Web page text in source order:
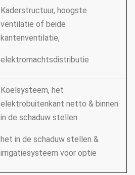
Kaderstructuur, hoogste
ventilatie of beide
kantenventilatie,
elektromachtsdistributie
Koelsysteem, het
elektrobuitenkant netto & binnen
in de schaduw stellen
het in de schaduw stellen &
irrigatiesysteem voor optie